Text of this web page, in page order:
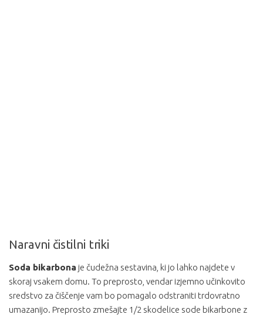
Naravni čistilni triki
Soda bikarbona je čudežna sestavina, ki jo lahko najdete v
skoraj vsakem domu. To preprosto, vendar izjemno učinkovito
sredstvo za čiščenje vam bo pomagalo odstraniti trdovratno
umazanijo. Preprosto zmešajte 1/2 skodelice sode bikarbone z